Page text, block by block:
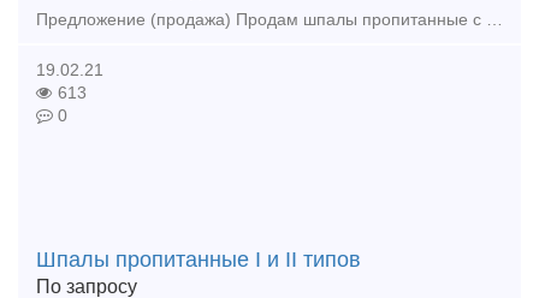
19.02.21
613
0
Шпалы пропитанные I и II типов
По запросу